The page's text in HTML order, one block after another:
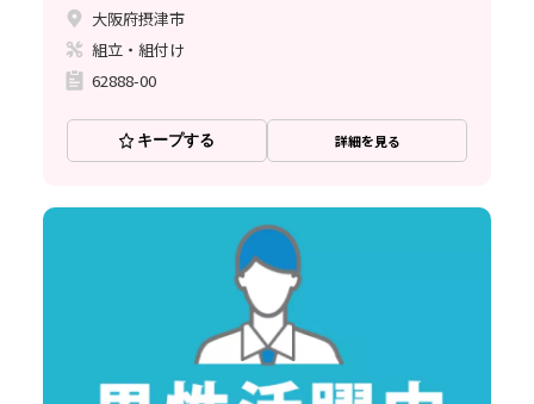
大阪府摂津市
組立・組付け
62888-00
キープする 詳細を見る